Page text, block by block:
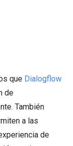
que Dialogflow
de
También
a las
de